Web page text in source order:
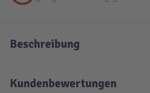
Seltene Artikel
Beschreibung
Kundenbewertungen